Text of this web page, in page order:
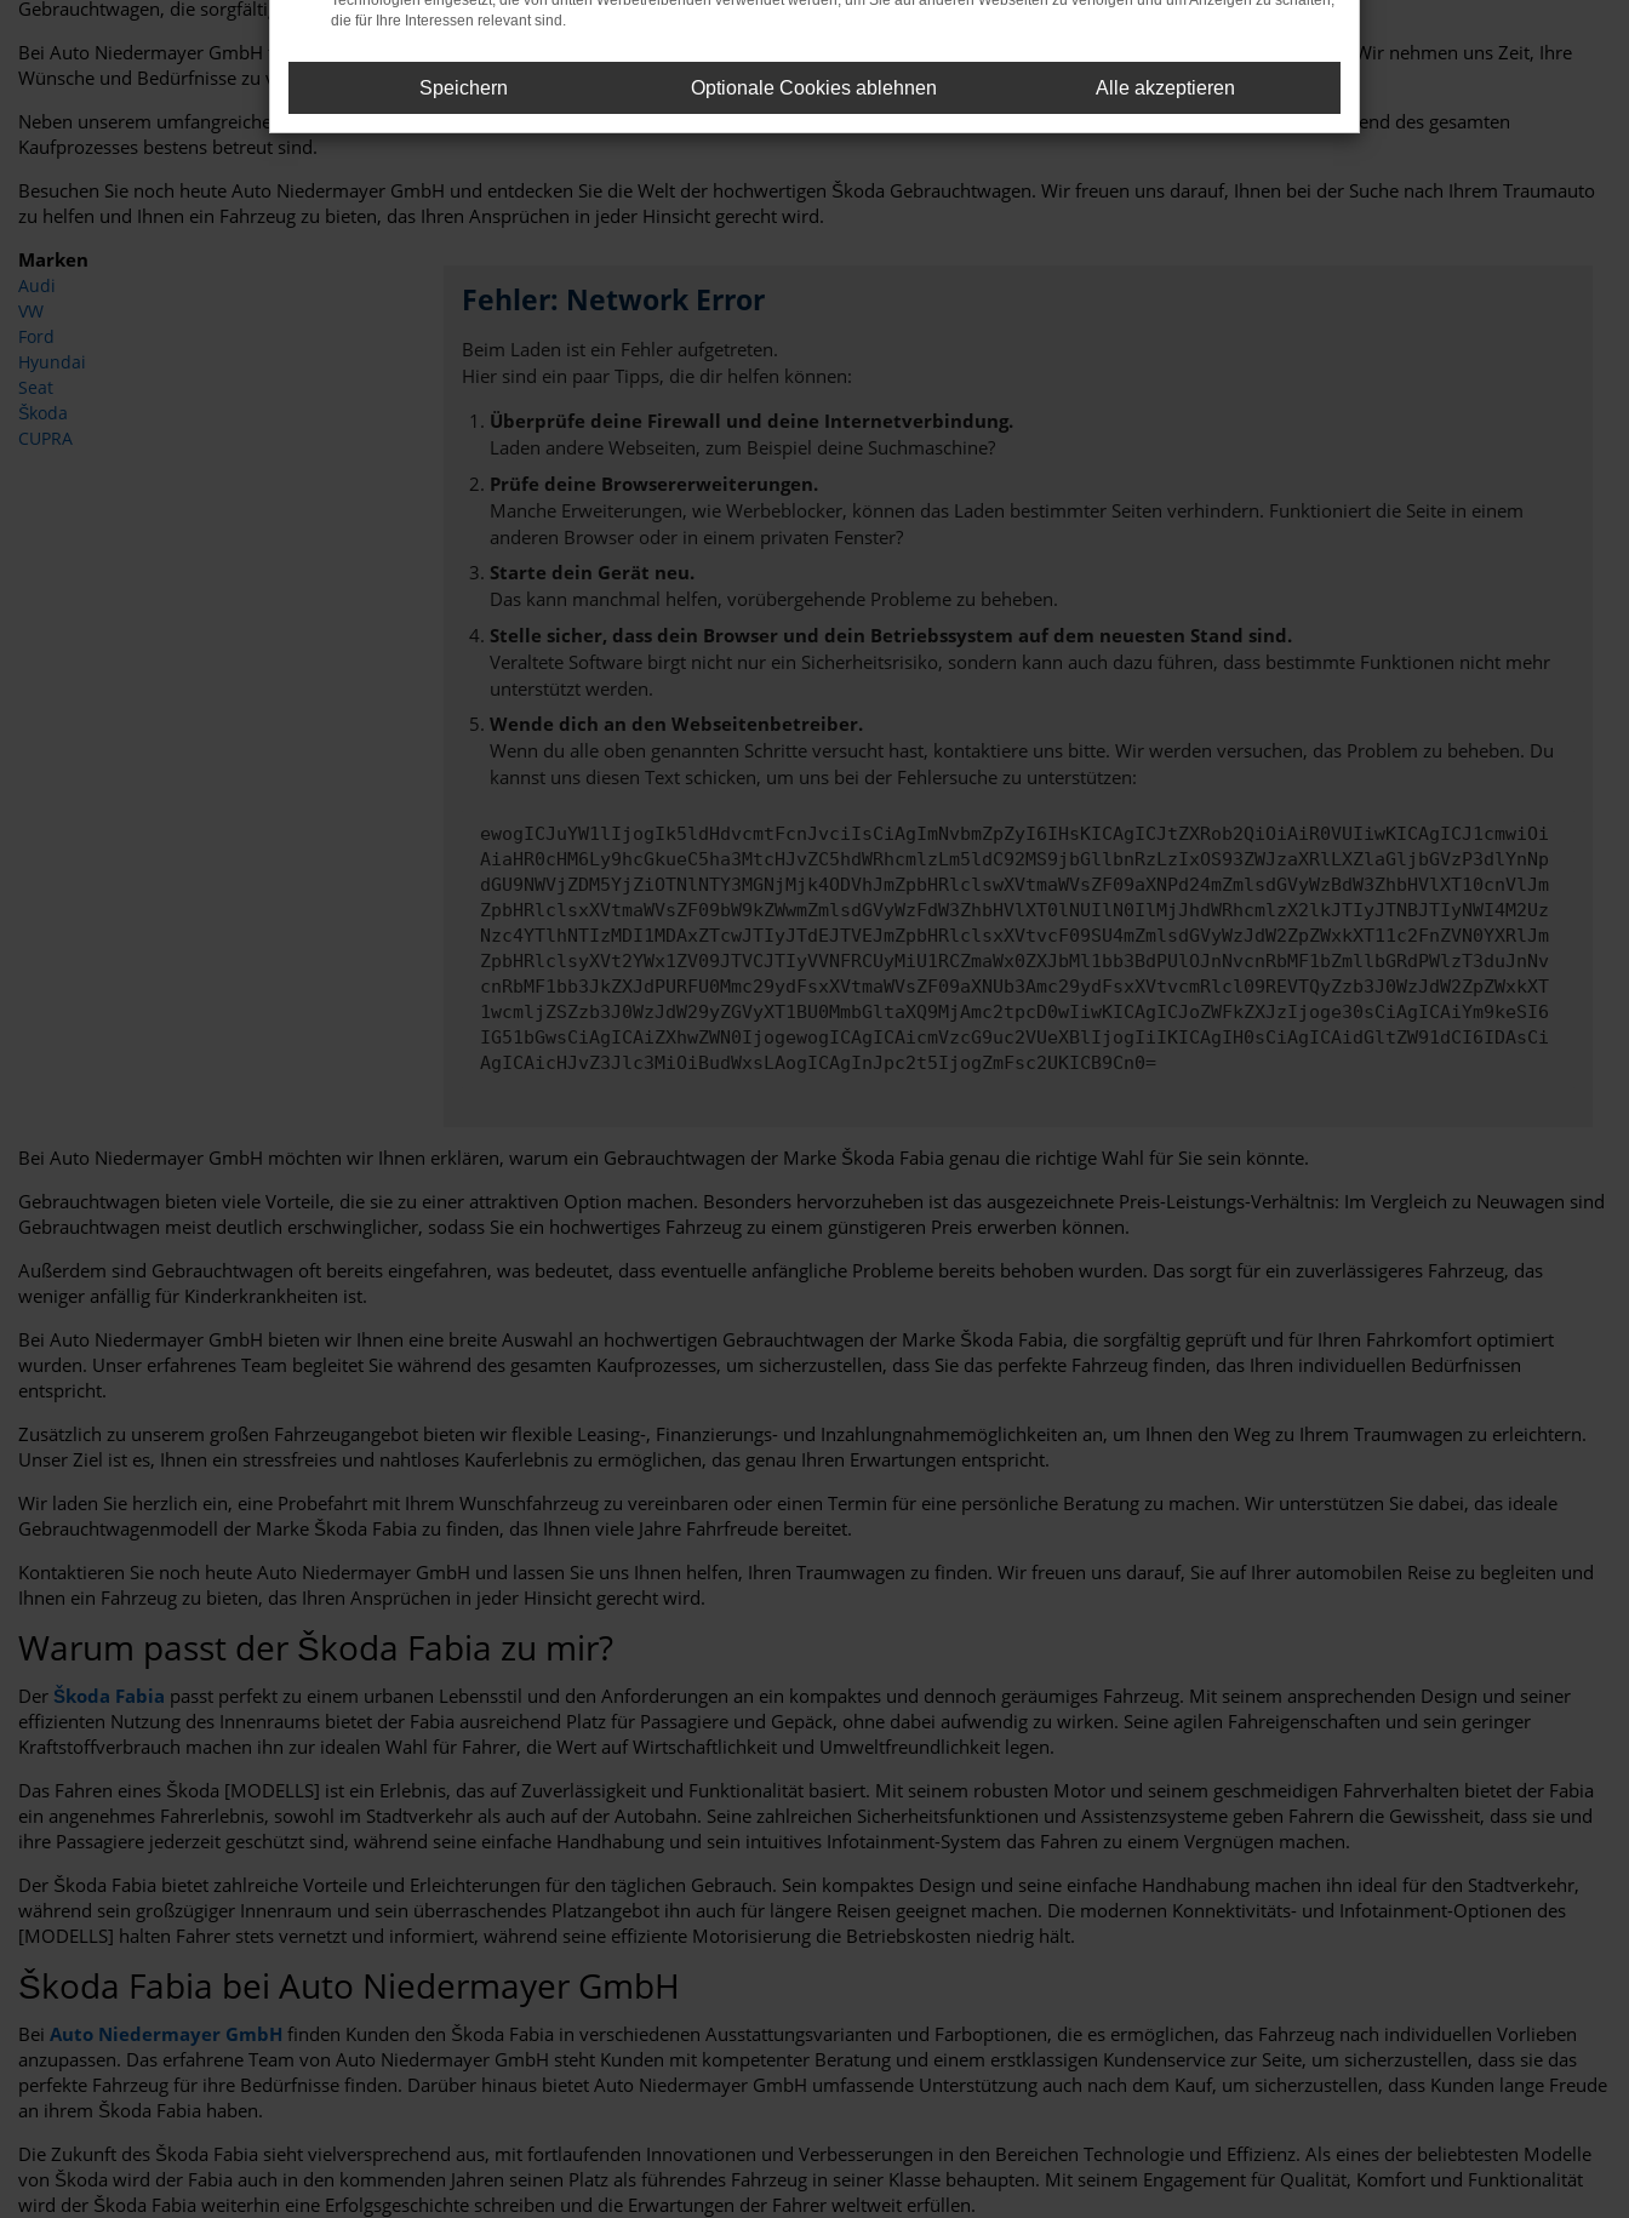
Gebrauchtwagen, die sorgfältig geprüft und für Ihren Fahrkomfort optimiert wurden.
Bei Auto Niedermayer GmbH finden Sie nicht nur eine große Auswahl an Fahrzeugen, sondern auch eine professionelle Beratung durch unser erfahrenes Team. Wir nehmen uns Zeit, Ihre
Wünsche und Bedürfnisse zu verstehen und helfen Ihnen dabei, den perfekten Škoda Fabia Gebrauchtwagen zu finden, der genau zu Ihnen passt.
Neben unserem umfangreichen Fahrzeugangebot bieten wir Ihnen maßgeschneiderte Finanzierungslösungen sowie erstklassigen Kundendienst – damit Sie während des gesamten
Kaufprozesses bestens betreut sind.
Besuchen Sie noch heute Auto Niedermayer GmbH und entdecken Sie die Welt der hochwertigen Škoda Gebrauchtwagen. Wir freuen uns darauf, Ihnen bei der Suche nach Ihrem Traumauto
zu helfen und Ihnen ein Fahrzeug zu bieten, das Ihren Ansprüchen in jeder Hinsicht gerecht wird.
Marken
Audi
VW
Ford
Hyundai
Seat
Škoda
CUPRA
Fehler: Network Error
Beim Laden ist ein Fehler aufgetreten.
Hier sind ein paar Tipps, die dir helfen können:
Überprüfe deine Firewall und deine Internetverbindung.
Laden andere Webseiten, zum Beispiel deine Suchmaschine?
Prüfe deine Browsererweiterungen.
Manche Erweiterungen, wie Werbeblocker, können das Laden bestimmter Seiten verhindern. Funktioniert die Seite in einem
anderen Browser oder in einem privaten Fenster?
Starte dein Gerät neu.
Das kann manchmal helfen, vorübergehende Probleme zu beheben.
Stelle sicher, dass dein Browser und dein Betriebssystem auf dem neuesten Stand sind.
Veraltete Software birgt nicht nur ein Sicherheitsrisiko, sondern kann auch dazu führen, dass bestimmte Funktionen nicht mehr
unterstützt werden.
Wende dich an den Webseitenbetreiber.
Wenn du alle oben genannten Schritte versucht hast, kontaktiere uns bitte. Wir werden versuchen, das Problem zu beheben. Du
kannst uns diesen Text schicken, um uns bei der Fehlersuche zu unterstützen:
ewogICJuYW1lIjogIk5ldHdvcmtFcnJvciIsCiAgImNvbmZpZyI6IHsKICAgICJtZXRob2QiOiAiR0VUIiwKICAgICJ1cmwiOi
AiaHR0cHM6Ly9hcGkueC5ha3MtcHJvZC5hdWRhcmlzLm5ldC92MS9jbGllbnRzLzIxOS93ZWJzaXRlLXZlaGljbGVzP3dlYnNp
dGU9NWVjZDM5YjZiOTNlNTY3MGNjMjk4ODVhJmZpbHRlclswXVtmaWVsZF09aXNPd24mZmlsdGVyWzBdW3ZhbHVlXT10cnVlJm
ZpbHRlclsxXVtmaWVsZF09bW9kZWwmZmlsdGVyWzFdW3ZhbHVlXT0lNUIlN0IlMjJhdWRhcmlzX2lkJTIyJTNBJTIyNWI4M2Uz
Nzc4YTlhNTIzMDI1MDAxZTcwJTIyJTdEJTVEJmZpbHRlclsxXVtvcF09SU4mZmlsdGVyWzJdW2ZpZWxkXT11c2FnZVN0YXRlJm
ZpbHRlclsyXVt2YWx1ZV09JTVCJTIyVVNFRCUyMiU1RCZmaWx0ZXJbMl1bb3BdPUlOJnNvcnRbMF1bZmllbGRdPWlzT3duJnNv
cnRbMF1bb3JkZXJdPURFU0Mmc29ydFsxXVtmaWVsZF09aXNUb3Amc29ydFsxXVtvcmRlcl09REVTQyZzb3J0WzJdW2ZpZWxkXT
1wcmljZSZzb3J0WzJdW29yZGVyXT1BU0MmbGltaXQ9MjAmc2tpcD0wIiwKICAgICJoZWFkZXJzIjoge30sCiAgICAiYm9keSI6
IG51bGwsCiAgICAiZXhwZWN0IjogewogICAgICAicmVzcG9uc2VUeXBlIjogIiIKICAgIH0sCiAgICAidGltZW91dCI6IDAsCi
AgICAicHJvZ3Jlc3MiOiBudWxsLAogICAgInJpc2t5IjogZmFsc2UKICB9Cn0=
Bei Auto Niedermayer GmbH möchten wir Ihnen erklären, warum ein Gebrauchtwagen der Marke Škoda Fabia genau die richtige Wahl für Sie sein könnte.
Gebrauchtwagen bieten viele Vorteile, die sie zu einer attraktiven Option machen. Besonders hervorzuheben ist das ausgezeichnete Preis-Leistungs-Verhältnis: Im Vergleich zu Neuwagen sind
Gebrauchtwagen meist deutlich erschwinglicher, sodass Sie ein hochwertiges Fahrzeug zu einem günstigeren Preis erwerben können.
Außerdem sind Gebrauchtwagen oft bereits eingefahren, was bedeutet, dass eventuelle anfängliche Probleme bereits behoben wurden. Das sorgt für ein zuverlässigeres Fahrzeug, das
weniger anfällig für Kinderkrankheiten ist.
Bei Auto Niedermayer GmbH bieten wir Ihnen eine breite Auswahl an hochwertigen Gebrauchtwagen der Marke Škoda Fabia, die sorgfältig geprüft und für Ihren Fahrkomfort optimiert
wurden. Unser erfahrenes Team begleitet Sie während des gesamten Kaufprozesses, um sicherzustellen, dass Sie das perfekte Fahrzeug finden, das Ihren individuellen Bedürfnissen
entspricht.
Zusätzlich zu unserem großen Fahrzeugangebot bieten wir flexible Leasing-, Finanzierungs- und Inzahlungnahmemöglichkeiten an, um Ihnen den Weg zu Ihrem Traumwagen zu erleichtern.
Unser Ziel ist es, Ihnen ein stressfreies und nahtloses Kauferlebnis zu ermöglichen, das genau Ihren Erwartungen entspricht.
Wir laden Sie herzlich ein, eine Probefahrt mit Ihrem Wunschfahrzeug zu vereinbaren oder einen Termin für eine persönliche Beratung zu machen. Wir unterstützen Sie dabei, das ideale
Gebrauchtwagenmodell der Marke Škoda Fabia zu finden, das Ihnen viele Jahre Fahrfreude bereitet.
Kontaktieren Sie noch heute Auto Niedermayer GmbH und lassen Sie uns Ihnen helfen, Ihren Traumwagen zu finden. Wir freuen uns darauf, Sie auf Ihrer automobilen Reise zu begleiten und
Ihnen ein Fahrzeug zu bieten, das Ihren Ansprüchen in jeder Hinsicht gerecht wird.
Warum passt der Škoda Fabia zu mir?
Der Škoda Fabia passt perfekt zu einem urbanen Lebensstil und den Anforderungen an ein kompaktes und dennoch geräumiges Fahrzeug. Mit seinem ansprechenden Design und seiner
effizienten Nutzung des Innenraums bietet der Fabia ausreichend Platz für Passagiere und Gepäck, ohne dabei aufwendig zu wirken. Seine agilen Fahreigenschaften und sein geringer
Kraftstoffverbrauch machen ihn zur idealen Wahl für Fahrer, die Wert auf Wirtschaftlichkeit und Umweltfreundlichkeit legen.
Das Fahren eines Škoda [MODELLS] ist ein Erlebnis, das auf Zuverlässigkeit und Funktionalität basiert. Mit seinem robusten Motor und seinem geschmeidigen Fahrverhalten bietet der Fabia
ein angenehmes Fahrerlebnis, sowohl im Stadtverkehr als auch auf der Autobahn. Seine zahlreichen Sicherheitsfunktionen und Assistenzsysteme geben Fahrern die Gewissheit, dass sie und
ihre Passagiere jederzeit geschützt sind, während seine einfache Handhabung und sein intuitives Infotainment-System das Fahren zu einem Vergnügen machen.
Der Škoda Fabia bietet zahlreiche Vorteile und Erleichterungen für den täglichen Gebrauch. Sein kompaktes Design und seine einfache Handhabung machen ihn ideal für den Stadtverkehr,
während sein großzügiger Innenraum und sein überraschendes Platzangebot ihn auch für längere Reisen geeignet machen. Die modernen Konnektivitäts- und Infotainment-Optionen des
[MODELLS] halten Fahrer stets vernetzt und informiert, während seine effiziente Motorisierung die Betriebskosten niedrig hält.
Škoda Fabia bei Auto Niedermayer GmbH
Bei Auto Niedermayer GmbH finden Kunden den Škoda Fabia in verschiedenen Ausstattungsvarianten und Farboptionen, die es ermöglichen, das Fahrzeug nach individuellen Vorlieben
anzupassen. Das erfahrene Team von Auto Niedermayer GmbH steht Kunden mit kompetenter Beratung und einem erstklassigen Kundenservice zur Seite, um sicherzustellen, dass sie das
perfekte Fahrzeug für ihre Bedürfnisse finden. Darüber hinaus bietet Auto Niedermayer GmbH umfassende Unterstützung auch nach dem Kauf, um sicherzustellen, dass Kunden lange Freude
an ihrem Škoda Fabia haben.
Die Zukunft des Škoda Fabia sieht vielversprechend aus, mit fortlaufenden Innovationen und Verbesserungen in den Bereichen Technologie und Effizienz. Als eines der beliebtesten Modelle
von Škoda wird der Fabia auch in den kommenden Jahren seinen Platz als führendes Fahrzeug in seiner Klasse behaupten. Mit seinem Engagement für Qualität, Komfort und Funktionalität
wird der Škoda Fabia weiterhin eine Erfolgsgeschichte schreiben und die Erwartungen der Fahrer weltweit erfüllen.
die für Ihre Interessen relevant sind.
Speichern Optionale Cookies ablehnen Alle akzeptieren